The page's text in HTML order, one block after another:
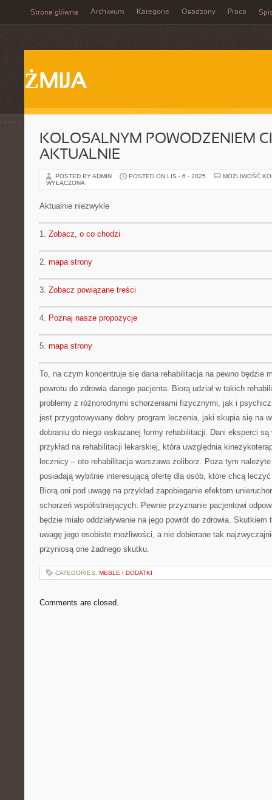
Strona główna Archiwum Kategorie Osadzony Praca
ŻMIJA
KOLOSALNYM POWODZENIEM
AKTUALNIE
POSTED BY ADMIN POSTED ON LIS - 6 - 2025
MOŻLIWOŚĆ
WYŁĄCZONA
Aktualnie niezwykle
1. Zobacz, o co chodzi
2. mapa strony
3. Zobacz powiązane treści
4. Poznaj nasze propozycje
5. mapa strony
To, na czym koncentruje się dana rehabilitacja na pewno będzie
powrotu do zdrowia danego pacjenta. Biorą udział w takich
problemy z różnorodnymi schorzeniami fizycznymi, jak i
jest przygotowywany dobry program leczenia, jaki skupia się na
dobraniu do niego wskazanej formy rehabilitacji. Dani eksperci
przykład na rehabilitacji lekarskiej, która uwzględnia
lecznicy – oto rehabilitacja warszawa żoliborz. Poza tym
posiadają wybitnie interesującą ofertę dla osób, które chcą
Biorą oni pod uwagę na przykład zapobieganie efektom
schorzeń współistniejących. Pewnie przyznanie pacjentowi
będzie miało oddziaływanie na jego powrót do zdrowia.
uwagę jego osobiste możliwości, a nie dobierane tak
przyniosą one żadnego skutku.
CATEGORIES: MEBLE I DODATKI
Comments are closed.